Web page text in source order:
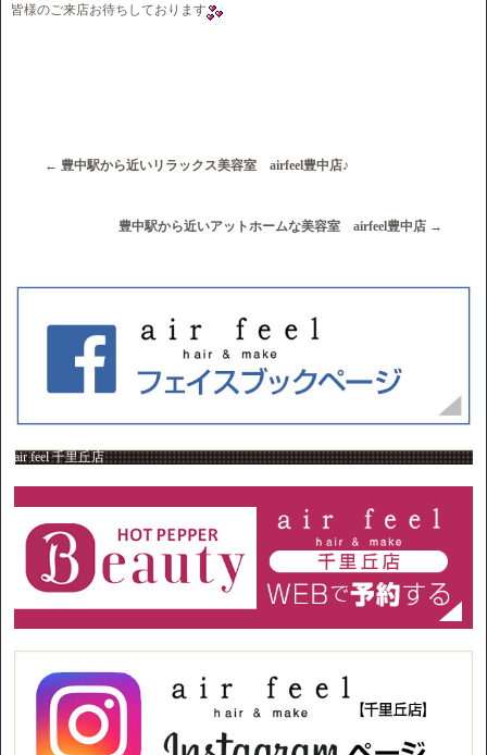
皆様のご来店お待ちしております
← 豊中駅から近いリラックス美容室 airfeel豊中店♪
豊中駅から近いアットホームな美容室 airfeel豊中店 →
air feel 千里丘店